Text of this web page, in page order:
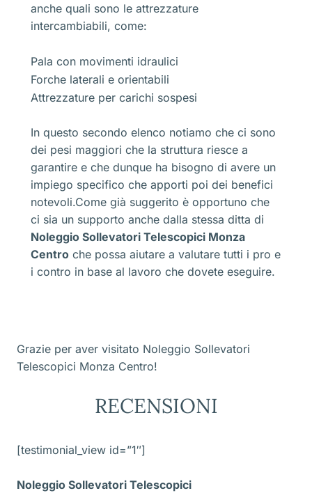
anche quali sono le attrezzature
intercambiabili, come:
Pala con movimenti idraulici
Forche laterali e orientabili
Attrezzature per carichi sospesi
In questo secondo elenco notiamo che ci sono
dei pesi maggiori che la struttura riesce a
garantire e che dunque ha bisogno di avere un
impiego specifico che apporti poi dei benefici
notevoli.Come già suggerito è opportuno che
ci sia un supporto anche dalla stessa ditta di
Noleggio Sollevatori Telescopici Monza
Centro che possa aiutare a valutare tutti i pro e
i contro in base al lavoro che dovete eseguire.
Grazie per aver visitato Noleggio Sollevatori
Telescopici Monza Centro!
RECENSIONI
[testimonial_view id=”1″]
Noleggio Sollevatori Telescopici